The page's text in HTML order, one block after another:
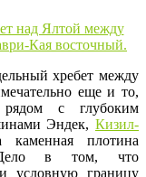
хребет между
еще и то,
с глубоким
Эндек, Кизил-
плотина
в том, что
условную границу